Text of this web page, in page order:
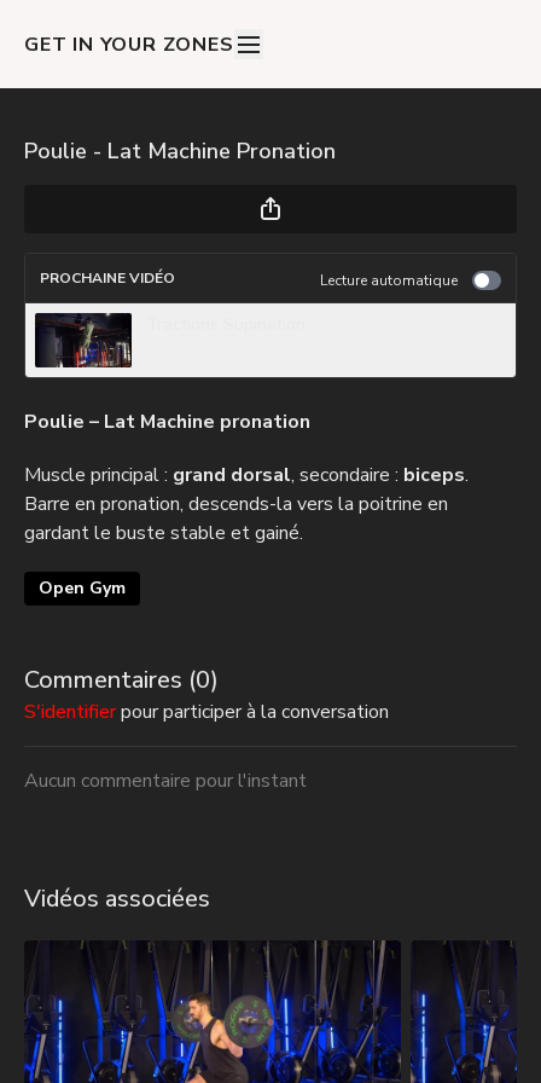
GET IN YOUR ZONES
Poulie - Lat Machine Pronation
PROCHAINE VIDÉO Lecture automatique
Poulie – Lat Machine pronation
Muscle principal : grand dorsal, secondaire : biceps.
Barre en pronation, descends-la vers la poitrine en
gardant le buste stable et gainé.
Open Gym
Commentaires (0)
S'identifierpour participer à la conversation
Aucun commentaire pour l'instant
Vidéos associées